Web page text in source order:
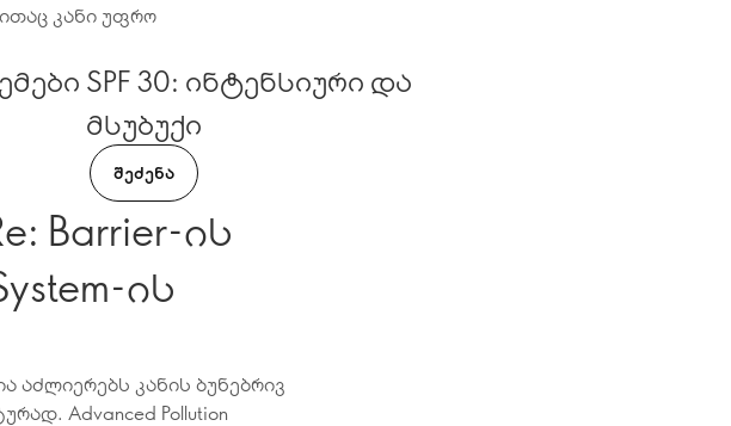
კანი უფრო
SPF 30: ინტენსიური და
მსუბუქი
ᲨᲔᲫᲔᲜᲐ
Barrier-ის
ის
აძლიერებს კანის ბუნებრივ
Advanced Pollution